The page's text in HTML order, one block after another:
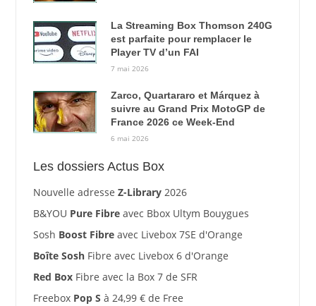
La Streaming Box Thomson 240G
est parfaite pour remplacer le
Player TV d’un FAI
7 mai 2026
Zarco, Quartararo et Márquez à
suivre au Grand Prix MotoGP de
France 2026 ce Week-End
6 mai 2026
Les dossiers Actus Box
Nouvelle adresse Z-Library2026
B&YOU Pure Fibreavec Bbox Ultym Bouygues
Sosh Boost Fibreavec Livebox 7SE d'Orange
Boîte SoshFibre avec Livebox 6 d'Orange
Red BoxFibre avec la Box 7 de SFR
Freebox Pop S à 24,99 € de Free